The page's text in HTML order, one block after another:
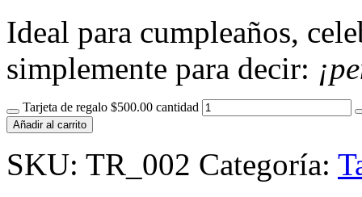
Ideal para cumpleaños,
simplemente para decir:
Tarjeta de regalo $500.00 cantidad
Añadir al carrito
SKU: TR_002 Categoría: